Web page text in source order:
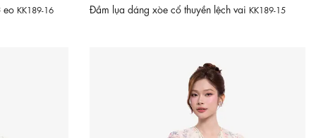
eo KK189-16
Đầm lụa dáng xòe cổ thuyền lệch vai KK189-15